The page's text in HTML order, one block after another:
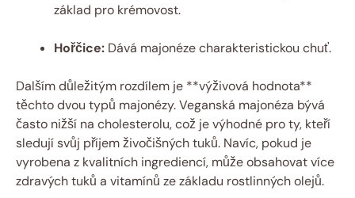
základ pro krémovost.
Hořčice: Dává majonéze charakteristickou chuť.
Dalším důležitým rozdílem je **výživová hodnota**
těchto dvou typů majonézy. Veganská majonéza bývá
často nižší na cholesterolu, což je výhodné pro ty, kteří
sledují svůj příjem živočišných tuků. Navíc, pokud je
vyrobena z kvalitních ingrediencí, může obsahovat více
zdravých tuků a vitamínů ze základu rostlinných olejů.